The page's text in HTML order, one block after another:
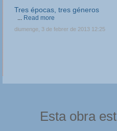
Tres épocas, tres géneros
... Read more
diumenge, 3 de febrer de 2013 12:25
Esta obra